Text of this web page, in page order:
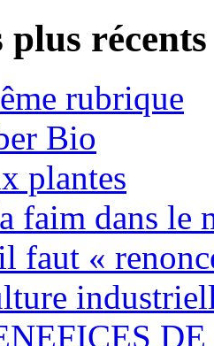
récents
rubrique
Bio
plantes
faim dans le
faut «
DE